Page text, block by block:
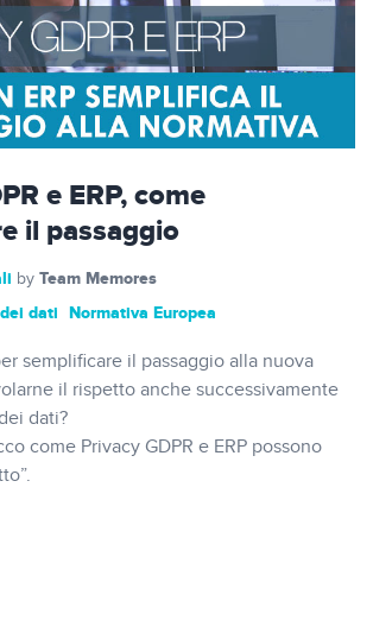
e ERP, come
il passaggio
by Team Memores
dati Normativa Europea
semplificare il passaggio alla nuova
il rispetto anche successivamente
dati?
come Privacy GDPR e ERP possono